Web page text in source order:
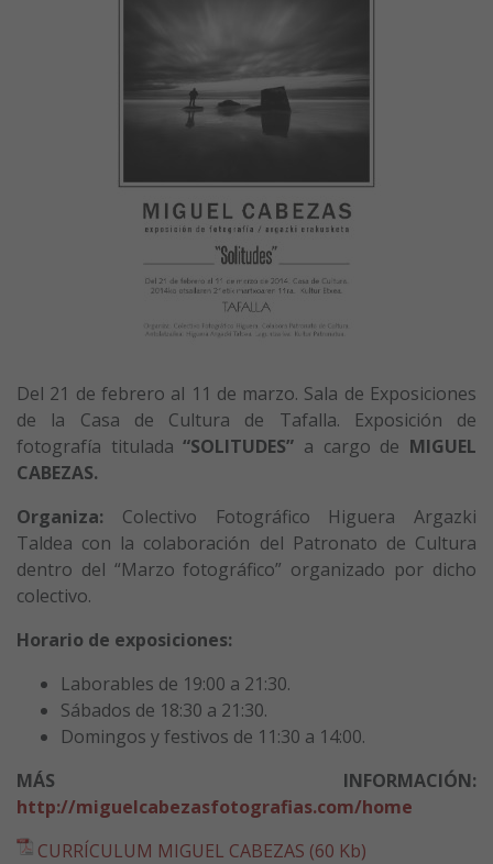
Del 21 de febrero al 11 de marzo. Sala de Exposiciones
de la Casa de Cultura de Tafalla. Exposición de
fotografía titulada“SOLITUDES” a cargo de MIGUEL
CABEZAS.
Organiza: Colectivo Fotográfico Higuera Argazki
Taldea con la colaboración del Patronato de Cultura
dentro del “Marzo fotográfico” organizado por dicho
colectivo.
Horario de exposiciones:
Laborables de 19:00 a 21:30.
Sábados de 18:30 a 21:30.
Domingos y festivos de 11:30 a 14:00.
MÁS INFORMACIÓN:
http://miguelcabezasfotografias.com/home
CURRÍCULUM MIGUEL CABEZAS (60 Kb)